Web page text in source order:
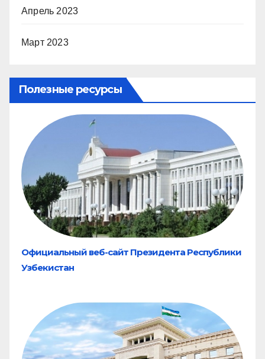
Апрель 2023
Март 2023
Полезные ресурсы
Официальный веб-сайт Президента Республики
Узбекистан